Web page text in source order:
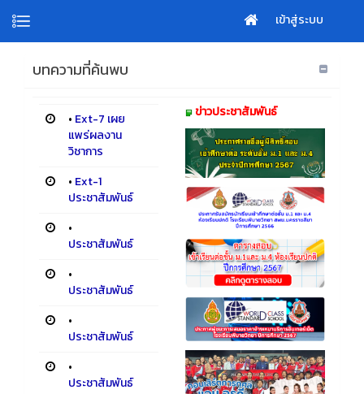
เข้าสู่ระบบ
บทความที่ค้นพบ
• Ext-7 เผย
แพร่ผลงาน
วิชาการ
• Ext-1
ประชาสัมพันธ์
•
ประชาสัมพันธ์
•
ประชาสัมพันธ์
•
ประชาสัมพันธ์
•
ประชาสัมพันธ์
ข่าวประชาสัมพันธ์